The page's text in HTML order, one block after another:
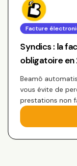
Facture
Syndics : la
obligatoire
Beamô
vous évite de
prestations non